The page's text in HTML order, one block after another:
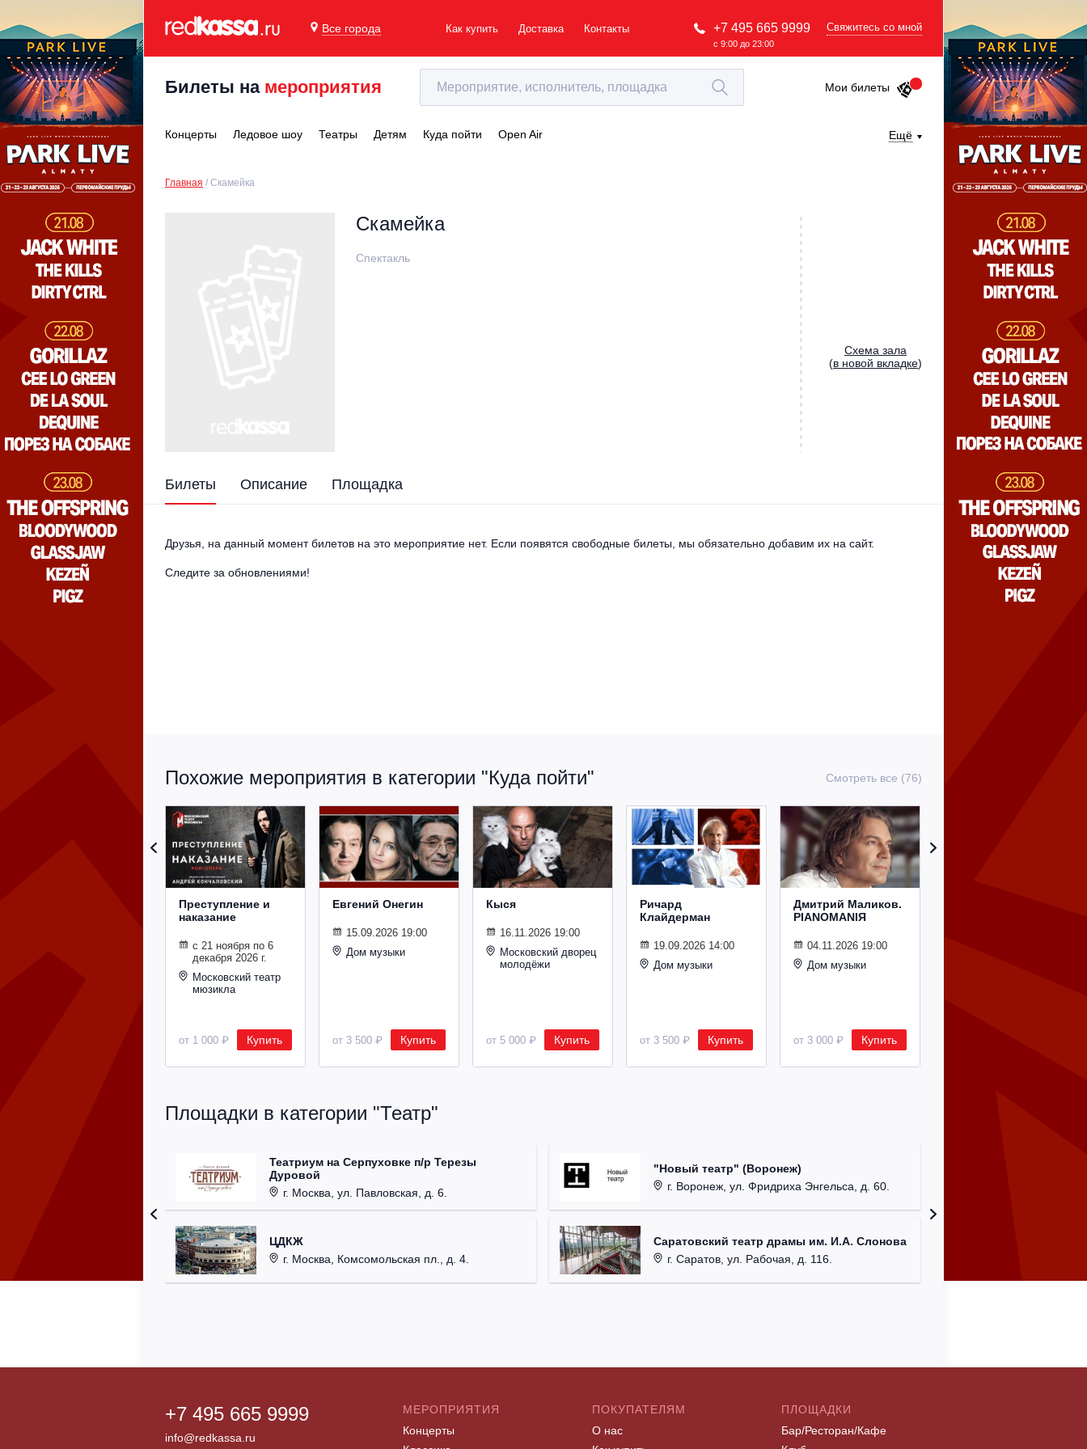
Все города Как купить Доставка Контакты +7 495 665 9999
с 9:00 до 23:00
Свяжитесь со мной
Билеты на мероприятия Мои билеты
Концерты Ледовое шоу Театры Детям Куда пойти Open Air Ещё
Главная Скамейка
Скамейка
Спектакль
Cхема зала
(в новой вкладке)
Билеты Описание Площадка
Друзья, на данный момент билетов на это мероприятие нет. Если появятся свободные билеты, мы обязательно добавим их на сайт.
Следите за обновлениями!
Похожие мероприятия в категории "Куда пойти" Смотреть все (76)
Преступление и
наказание
с 21 ноября по 6
декабря 2026 г.
Московский театр
мюзикла
от 1 000 ₽ Купить
Евгений Онегин
15.09.2026 19:00
Дом музыки
от 3 500 ₽ Купить
Кыся
16.11.2026 19:00
Московский дворец
молодёжи
от 5 000 ₽ Купить
Ричард
Клайдерман
19.09.2026 14:00
Дом музыки
от 3 500 ₽ Купить
Дмитрий Маликов.
PIANOMANIЯ
04.11.2026 19:00
Дом музыки
от 3 000 ₽ Купить
Площадки в категории "Театр"
Театриум на Серпуховке п/р Терезы
Дуровой
г. Москва, ул. Павловская, д. 6.
ЦДКЖ
г. Москва, Комсомольская пл., д. 4.
"Новый театр" (Воронеж)
г. Воронеж, ул. Фридриха Энгельса, д. 60.
Саратовский театр драмы им. И.А. Слонова
г. Саратов, ул. Рабочая, д. 116.
+7 495 665 9999
info@redkassa.ru
МЕРОПРИЯТИЯ
Концерты
ПОКУПАТЕЛЯМ
О нас
ПЛОЩАДКИ
Бар/Ресторан/Кафе